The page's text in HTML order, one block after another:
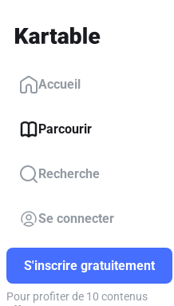
Accueil
Parcourir
Recherche
Se connecter
S'inscrire gratuitement
Pour profiter de 10 contenus